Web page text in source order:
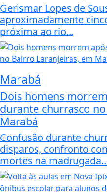
Gerismar Lopes de
aproximadamente
próxima ao rio...
Marabá
Dois homens
durante churrasco
Marabá
Confusão durante
disparos, confronto
mortes na